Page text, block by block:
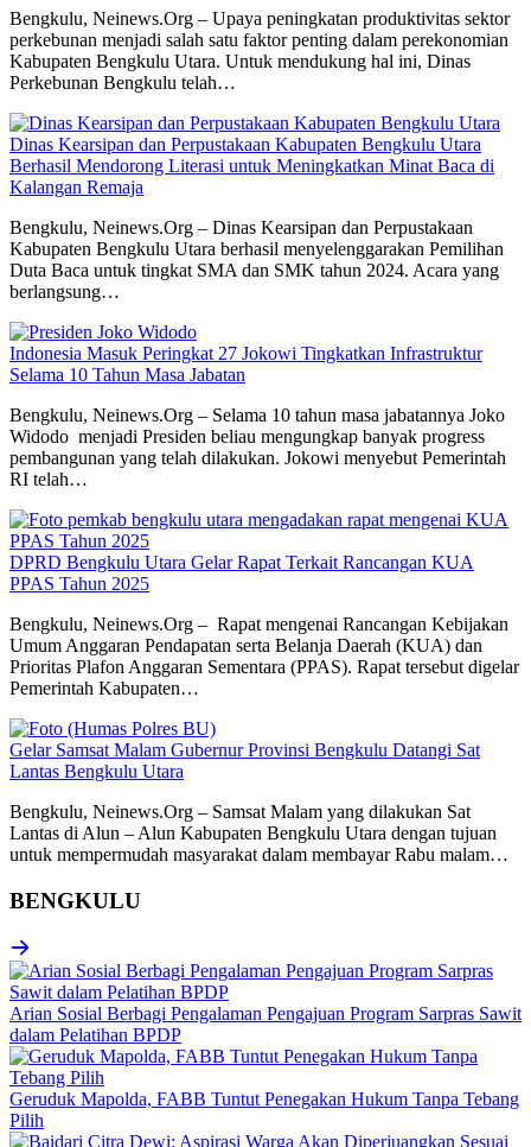
Bengkulu, Neinews.Org – Upaya peningkatan produktivitas sektor
perkebunan menjadi salah satu faktor penting dalam perekonomian
Kabupaten Bengkulu Utara. Untuk mendukung hal ini, Dinas
Perkebunan Bengkulu telah…
Dinas Kearsipan dan Perpustakaan Kabupaten Bengkulu Utara
Berhasil Mendorong Literasi untuk Meningkatkan Minat Baca di
Kalangan Remaja
Bengkulu, Neinews.Org – Dinas Kearsipan dan Perpustakaan
Kabupaten Bengkulu Utara berhasil menyelenggarakan Pemilihan
Duta Baca untuk tingkat SMA dan SMK tahun 2024. Acara yang
berlangsung…
Indonesia Masuk Peringkat 27 Jokowi Tingkatkan Infrastruktur
Selama 10 Tahun Masa Jabatan
Bengkulu, Neinews.Org – Selama 10 tahun masa jabatannya Joko
Widodo menjadi Presiden beliau mengungkap banyak progress
pembangunan yang telah dilakukan. Jokowi menyebut Pemerintah
RI telah…
DPRD Bengkulu Utara Gelar Rapat Terkait Rancangan KUA
PPAS Tahun 2025
Bengkulu, Neinews.Org – Rapat mengenai Rancangan Kebijakan
Umum Anggaran Pendapatan serta Belanja Daerah (KUA) dan
Prioritas Plafon Anggaran Sementara (PPAS). Rapat tersebut digelar
Pemerintah Kabupaten…
Gelar Samsat Malam Gubernur Provinsi Bengkulu Datangi Sat
Lantas Bengkulu Utara
Bengkulu, Neinews.Org – Samsat Malam yang dilakukan Sat
Lantas di Alun – Alun Kabupaten Bengkulu Utara dengan tujuan
untuk mempermudah masyarakat dalam membayar Rabu malam…
BENGKULU
Arian Sosial Berbagi Pengalaman Pengajuan Program Sarpras Sawit
dalam Pelatihan BPDP
Geruduk Mapolda, FABB Tuntut Penegakan Hukum Tanpa Tebang
Pilih